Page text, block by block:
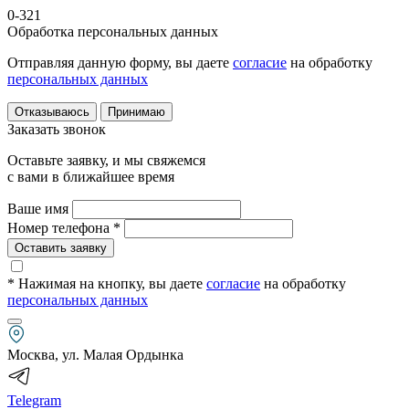
0-321
Обработка персональных данных
Отправляя данную форму, вы даете согласие на обработку
персональных данных
Отказываюсь Принимаю
Заказать звонок
Оставьте заявку, и мы свяжемся
с вами в ближайшее время
Ваше имя
Номер телефона *
Оставить заявку
* Нажимая на кнопку, вы даете согласие на обработку
персональных данных
Москва, ул. Малая Ордынка
Telegram